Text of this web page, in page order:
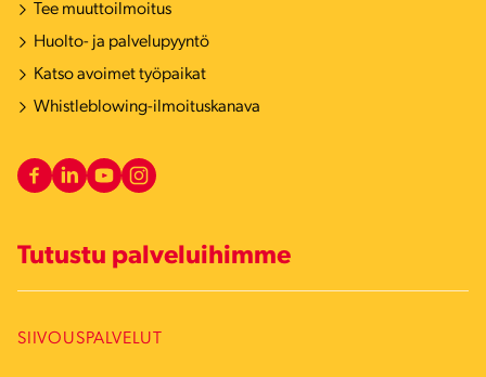
Tee muuttoilmoitus
Huolto- ja palvelupyyntö
Katso avoimet työpaikat
Whistleblowing-ilmoituskanava
Tutustu palveluihimme
SIIVOUSPALVELUT